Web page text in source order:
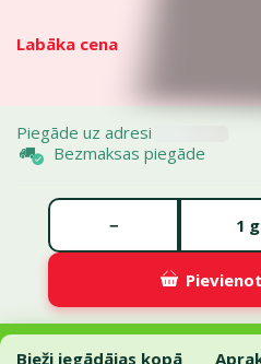
Labāka cena
Piegāde uz adresi
Bezmaksas piegāde
−
Barība suņiem – Josera Adult
Pievienot grozam
Bieži iegādājas kopā